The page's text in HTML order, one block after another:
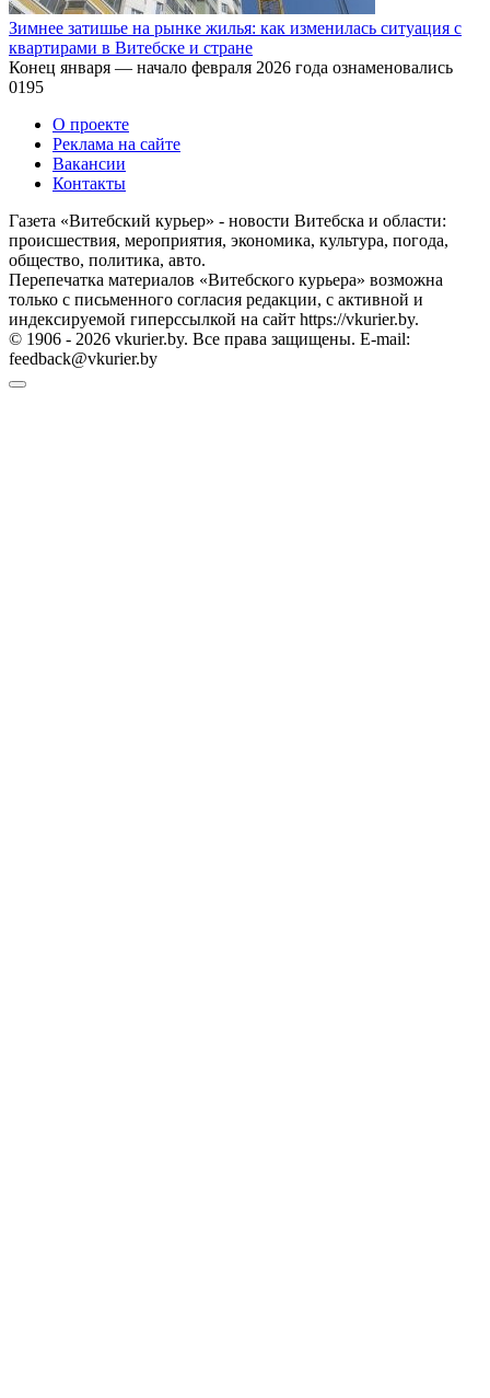
Зимнее затишье на рынке жилья: как изменилась ситуация с
квартирами в Витебске и стране
Конец января — начало февраля 2026 года ознаменовались
0195
О проекте
Реклама на сайте
Вакансии
Контакты
Газета «Витебский курьер» - новости Витебска и области:
происшествия, мероприятия, экономика, культура, погода,
общество, политика, авто.
Перепечатка материалов «Витебского курьера» возможна
только с письменного согласия редакции, с активной и
индексируемой гиперссылкой на сайт https://vkurier.by.
© 1906 - 2026 vkurier.by. Все права защищены. E-mail:
feedback@vkurier.by